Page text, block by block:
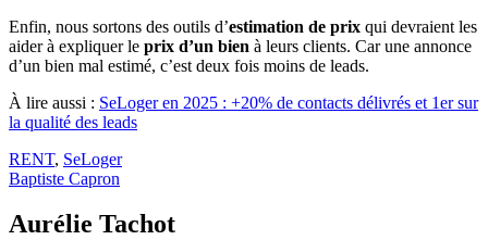
Enfin, nous sortons des outils d’estimation de prix qui devraient les
aider à expliquer le prix d’un bien à leurs clients. Car une annonce
d’un bien mal estimé, c’est deux fois moins de leads.
À lire aussi : SeLoger en 2025 : +20% de contacts délivrés et 1er sur
la qualité des leads
RENT, SeLoger
Baptiste Capron
Aurélie Tachot